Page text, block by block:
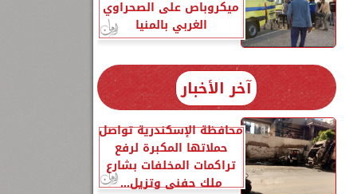
ميكروباص على الصحراوي
الغربي بالمنيا
آخر الأخبار
محافظة الإسكندرية تواصل
حملاتها المكبرة لرفع
تراكمات المخلفات بشارع
ملك حفني وتزيل...